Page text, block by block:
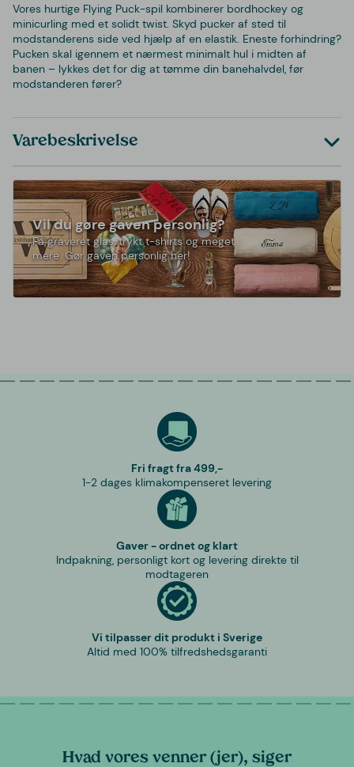
Vores hurtige Flying Puck-spil kombinerer bordhockey og
minicurling med et solidt twist. Skyd pucker af sted til
modstanderens side ved hjælp af en elastik. Eneste forhindring?
Pucken skal igennem et nærmest minimalt hul i midten af
banen – lykkes det for dig at tømme din banehalvdel, før
modstanderen fører?
Varebeskrivelse
Vil du gøre gaven personlig?
Få graveret glas, trykt t-shirts og meget
mere. Gør gaven personlig her!
Fri fragt fra 499,-
1-2 dages klimakompenseret levering
Gaver - ordnet og klart
Indpakning, personligt kort og levering direkte til
modtageren
Vi tilpasser dit produkt i Sverige
Altid med 100% tilfredshedsgaranti
Hvad vores venner (jer), siger